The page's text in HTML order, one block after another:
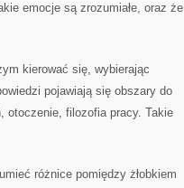
emocje są zrozumiałe, oraz że
kierować się, wybierając
pojawiają się obszary do
otoczenie, filozofia pracy. Takie
różnice pomiędzy żłobkiem